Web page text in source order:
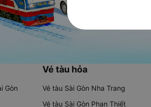
Gòn
Vé tàu hỏa
Vé tàu Sài Gòn Nha Trang
Vé tàu Sài Gòn Phan Thiết